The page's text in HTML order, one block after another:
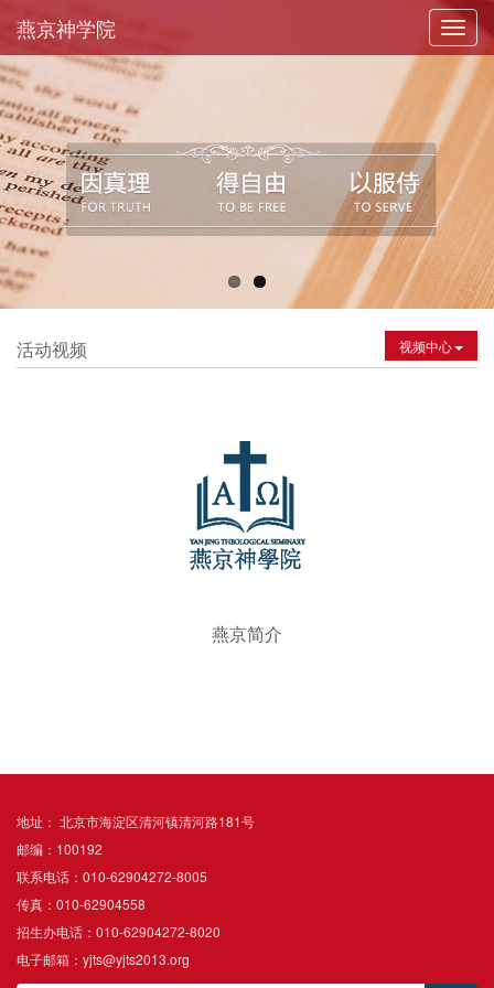
燕京神学院
视频中心
活动视频
燕京简介
地址： 北京市海淀区清河镇清河路181号
邮编：100192
联系电话：010-62904272-8005
传真：010-62904558
招生办电话：010-62904272-8020
电子邮箱：yjts@yjts2013.org